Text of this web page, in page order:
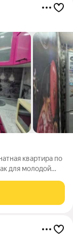
квартира по
для молодой
Этаж: 2-й